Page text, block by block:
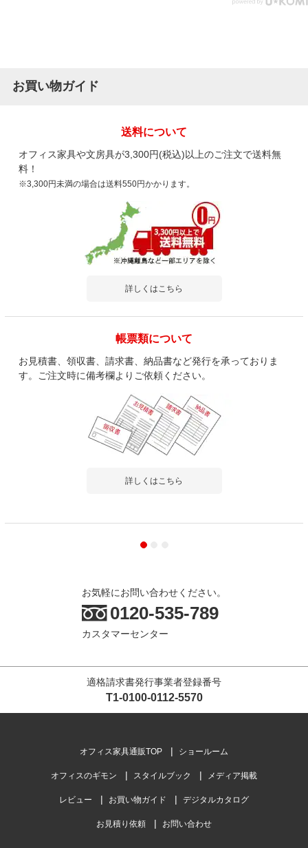
お買い物ガイド
送料について
オフィス家具や文房具が3,300円(税込)以上のご注文で送料無
料！
※3,300円未満の場合は送料550円かかります。
詳しくはこちら
帳票類について
お見積書、領収書、請求書、納品書など発行を承っておりま
す。ご注文時に備考欄よりご依頼ください。
詳しくはこちら
お気軽にお問い合わせください。
0120-535-789
カスタマーセンター
適格請求書発行事業者登録番号
T1-0100-0112-5570
オフィス家具通販TOP ショールーム
オフィスのギモン スタイルブック メディア掲載
レビュー お買い物ガイド デジタルカタログ
お見積り依頼 お問い合わせ